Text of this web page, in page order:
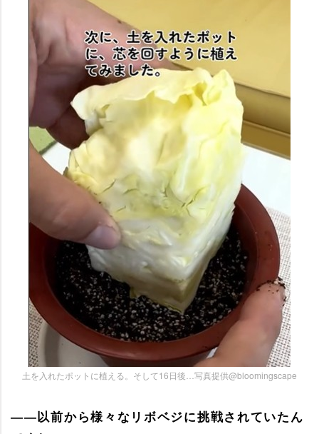
土を入れたポットに植える。そして16日後…写真提供@bloomingscape
――以前から様々なリボベジに挑戦されていたん